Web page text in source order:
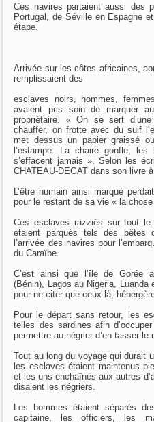
Ces navires partaient aussi des
Portugal, de Séville en Espagne
étape.
Arrivée sur les côtes africaines,
remplissaient des
esclaves noirs, hommes,
avaient pris soin de marquer
propriétaire. « On se sert
chauffer, on frotte avec du suif
met dessus un papier graissé
l’estampe. La chaire gonfle,
s’effacent jamais ». Selon les
CHATEAU-DEGAT dans son livre à
L’être humain ainsi marqué
pour le restant de sa vie « la chose
Ces esclaves razziés sur tout le
étaient parqués tels des bêtes
l’arrivée des navires pour
du Caraïbe.
C’est ainsi que l’île de Gorée
(Bénin), Lagos au Nigeria, Luanda
pour ne citer que ceux là,
Pour le départ sans retour, les
telles des sardines afin
permettre au négrier d’en tasser le
Tout au long du voyage qui durait
les esclaves étaient maintenus
et les uns enchaînés aux autres
disaient les négriers.
Les hommes étaient séparés
capitaine, les officiers, les